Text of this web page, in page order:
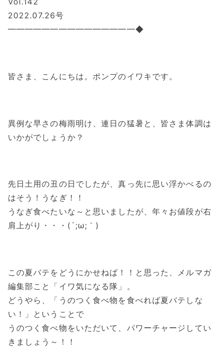
2022.07.26号
━━━━━━━━━━━━━━━◆
皆さま、こんにちは。ポンプのイワキです。
異例な早さの梅雨明け、連日の猛暑と、皆さま体調は
いかがでしょうか？
先日土用の丑の日でしたが、真っ先に思い浮かべるの
はそう！うなぎ！！
うなぎ食べたいな～と思いましたが、年々お値段が右
肩上がり・・・(´;ω;｀)
この夏バテをどうにかせねば！！と思った、メルマガ
編集部こと「イワ気になる隊」。
どうやら、「うのつく食べ物を食べれば夏バテしな
い！」ということで
うのつく食べ物をいただいて、パワーチャージしてい
きましょう～！！